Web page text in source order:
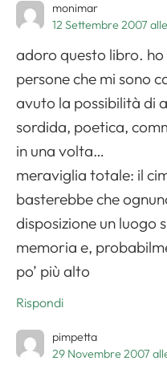
monimar
12 Settembre 2007 alle
adoro questo libro.
persone che mi sono
avuto la possibilità di
sordida, poetica,
in una volta…
meraviglia totale: il
basterebbe che
disposizione un luogo
memoria e,
po’ più alto
Rispondi
pimpetta
29 Novembre 2007